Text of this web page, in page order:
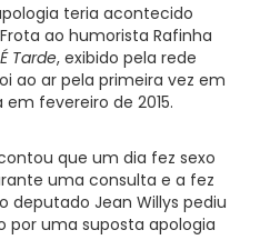
teria acontecido
ao humorista Rafinha
Tarde, exibido pela rede
ao ar pela primeira vez em
fevereiro de 2015.
que um dia fez sexo
uma consulta e a fez
deputado Jean Willys pediu
por uma suposta apologia